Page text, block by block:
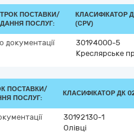
ПОСТАВКИ/
ПОСЛУГ:
КЛАСИФІКАТОР
(CPV)
документації
30194000-5
Креслярське
ПОСТАВКИ/
ПОСЛУГ:
КЛАСИФІКАТОР ДК
30192130-1
Олівці